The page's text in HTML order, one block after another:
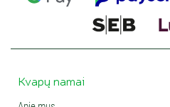
Kvapų namai